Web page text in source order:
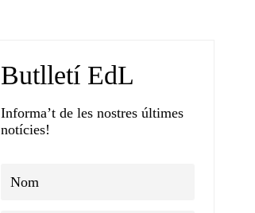
Butlletí EdL
Informa’t de les nostres últimes
notícies!